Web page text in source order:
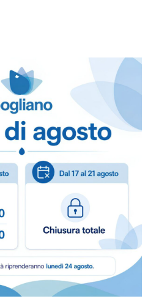
Come ordinare?
Puoi ordinare chiamando al
info@bogliano.it
Per ogni informazione
50×75 KRAFT BIANCO